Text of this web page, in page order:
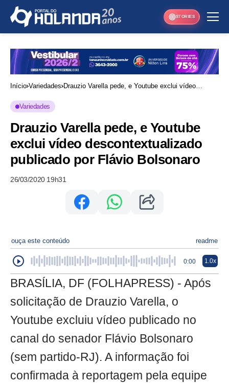
STORIES
Início Variedades Drauzio Varella pede, e Youtube exclui vídeo
Variedades
Drauzio Varella pede, e Youtube
exclui vídeo descontextualizado
publicado por Flávio Bolsonaro
26/03/2020 19h31
ouça este conteúdo readme
0:00 1.0x
BRASÍLIA, DF (FOLHAPRESS) - Após
solicitação de Drauzio Varella, o
Youtube excluiu vídeo publicado no
canal do senador Flávio Bolsonaro
(sem partido-RJ). A informação foi
confirmada à reportagem pela equipe